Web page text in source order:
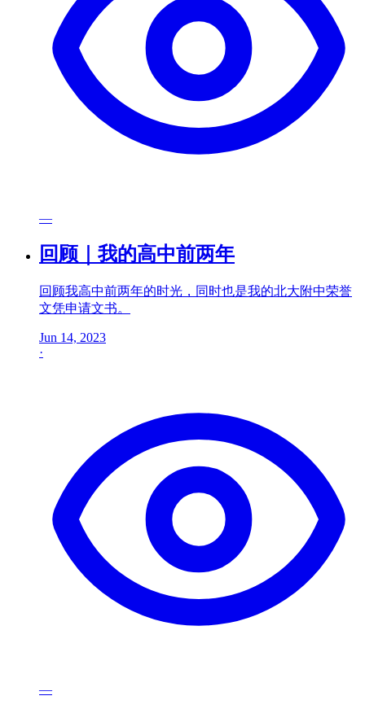
—
回顾｜我的高中前两年
回顾我高中前两年的时光，同时也是我的北大附中荣誉
文凭申请文书。
Jun 14, 2023
·
—